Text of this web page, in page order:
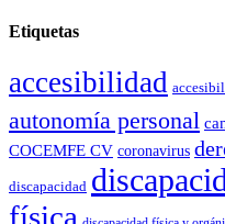
Etiquetas
accesibilidad
autonomía personal
COCEMFE CV coronavirus
discapacidad
física